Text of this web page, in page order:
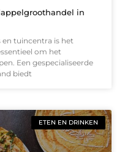
in
tuincentra is het
om het
Een gespecialiseerde
biedt
ETEN EN DRINKEN